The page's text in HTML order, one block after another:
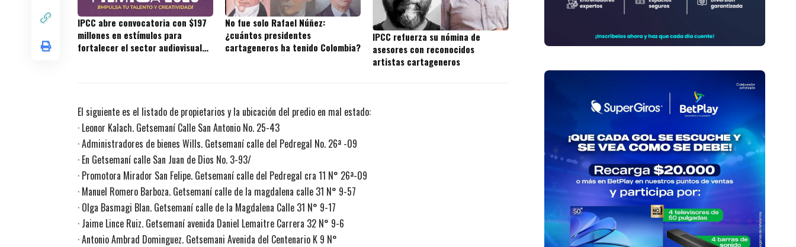
IPCC abre convocatoria con $197
millones en estímulos para
fortalecer el sector audiovisual
No fue solo Rafael Núñez:
¿cuántos presidentes
cartageneros ha tenido Colombia?
IPCC refuerza su nómina de
asesores con reconocidos
artistas cartageneros
El siguiente es el listado de propietarios y la ubicación del predio en mal estado:
· Leonor Kalach. Getsemaní Calle San Antonio No. 25-43
· Administradores de bienes Wills. Getsemaní calle del Pedregal No. 26ª -09
· En Getsemaní calle San Juan de Dios No. 3-93/
· Promotora Mirador San Felipe. Getsemaní calle del Pedregal cra 11 N° 26ª-09
· Manuel Romero Barboza. Getsemaní calle de la magdalena calle 31 N° 9-57
· Olga Basmagi Blan. Getsemaní calle de la Magdalena Calle 31 N° 9-17
· Jaime Lince Ruiz. Getsemaní avenida Daniel Lemaitre Carrera 32 N° 9-6
· Antonio Ambrad Dominguez. Getsemani Avenida del Centenario K 9 N°